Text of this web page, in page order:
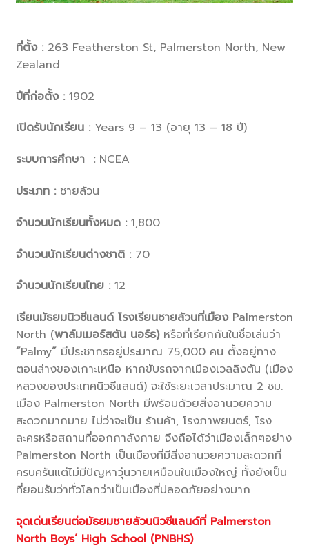
ที่ตั้ง :263 Featherston St, Palmerston North, New
Zealand
ปีที่ก่อตั้ง :1902
เปิดรับนักเรียน :Years 9 – 13 (อายุ 13 – 18 ปี)
ระบบการศึกษา :NCEA
ประเภท :ชายล้วน
จำนวนนักเรียนทั้งหมด :1,800
จำนวนนักเรียนต่างชาติ :70
จำนวนนักเรียนไทย :12
เรียนมัธยมนิวซีแลนด์ โรงเรียนชายล้วนที่เมือง Palmerston
North (พาล์มเมอร์สตัน นอร์ธ)หรือที่เรียกกันในชื่อเล่นว่า
“Palmy” มีประชากรอยู่ประมาณ 75,000 คน ตั้งอยู่ทาง
ตอนล่างของเกาะเหนือ หากขับรถจากเมืองเวลลิงตัน (เมือง
หลวงของประเทศนิวซีแลนด์) จะใช้ระยะเวลาประมาณ 2 ชม.
เมือง Palmerston North มีพร้อมด้วยสิ่งอานวยความ
สะดวกมากมาย ไม่ว่าจะเป็น ร้านค้า, โรงภาพยนตร์, โรง
ละครหรือสถานที่ออกกาลังกาย จึงถือได้ว่าเมืองเล็กๆอย่าง
Palmerston North เป็นเมืองที่มีสิ่งอานวยความสะดวกที่
ครบครันแต่ไม่มีปัญหาวุ่นวายเหมือนในเมืองใหญ่ ทั้งยังเป็น
ที่ยอมรับว่าทั่วโลกว่าเป็นเมืองที่ปลอดภัยอย่างมาก
จุดเด่นเรียนต่อมัธยมชายล้วนนิวซีแลนด์ที่ Palmerston
North Boys’ High School (PNBHS)